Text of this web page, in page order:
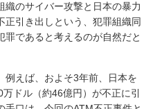
のサイバー攻撃と日本の暴力
正引き出しという、犯罪組織同
であると考えるのが自然だと
えば、およそ3年前、日本を
ドル（約46億円）が不正に引